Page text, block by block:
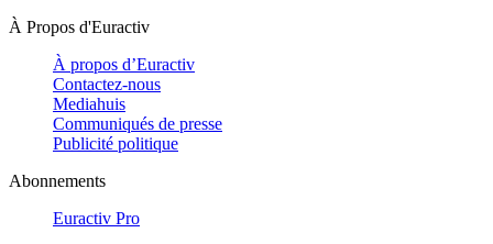
À Propos d'Euractiv
À propos d’Euractiv
Contactez-nous
Mediahuis
Communiqués de presse
Publicité politique
Abonnements
Euractiv Pro